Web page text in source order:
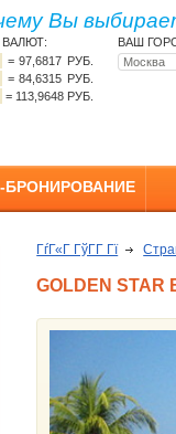
Вы
ВАЛЮТ:
=97,6817 РУБ.
=84,6315 РУБ.
= 113,9648 РУБ.
ВАШ
БРОНИРОВАНИЕ
ГѓГ«Г ГўГ­Г Гї
GOLDEN STAR